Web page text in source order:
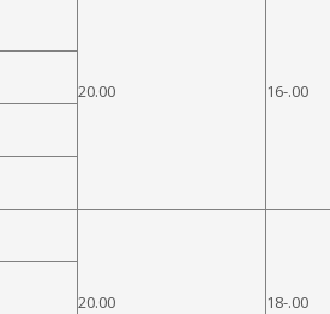
20.00 16-.00
20.00 18-.00